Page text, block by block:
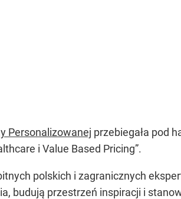
Personalizowanej przebiegała pod
i Value Based Pricing”.
polskich i zagranicznych
budują przestrzeń inspiracji i